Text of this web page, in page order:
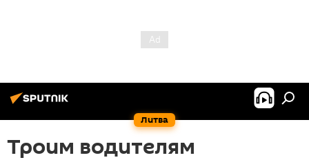
Литва
Троим водителям